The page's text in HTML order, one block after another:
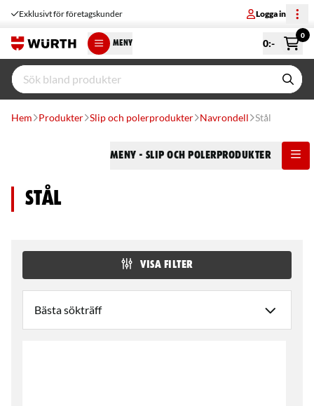
Exklusivt för företagskunder Logga in
MENY 0:-
0
Hem Produkter Slip och polerprodukter Navrondell Stål
Meny - Slip och polerprodukter
Stål
VISA FILTER